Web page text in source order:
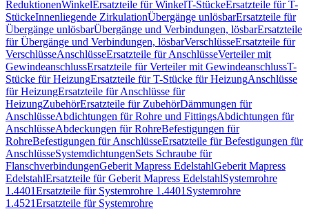
ReduktionenWinkelErsatzteile für WinkelT-StückeErsatzteile für T-
StückeInnenliegende ZirkulationÜbergänge unlösbarErsatzteile für
Übergänge unlösbarÜbergänge und Verbindungen, lösbarErsatzteile
für Übergänge und Verbindungen, lösbarVerschlüsseErsatzteile für
VerschlüsseAnschlüsseErsatzteile für AnschlüsseVerteiler mit
GewindeanschlussErsatzteile für Verteiler mit GewindeanschlussT-
Stücke für HeizungErsatzteile für T-Stücke für HeizungAnschlüsse
für HeizungErsatzteile für Anschlüsse für
HeizungZubehörErsatzteile für ZubehörDämmungen für
AnschlüsseAbdichtungen für Rohre und FittingsAbdichtungen für
AnschlüsseAbdeckungen für RohreBefestigungen für
RohreBefestigungen für AnschlüsseErsatzteile für Befestigungen für
AnschlüsseSystemdichtungenSets Schraube für
FlanschverbindungenGeberit Mapress EdelstahlGeberit Mapress
EdelstahlErsatzteile für Geberit Mapress EdelstahlSystemrohre
1.4401Ersatzteile für Systemrohre 1.4401 Systemrohre
1.4521Ersatzteile für Systemrohre